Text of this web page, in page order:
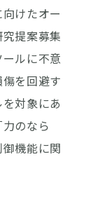
けたオー
提案募集
ルに不意
を回避す
対象にあ
のなら
機能に関